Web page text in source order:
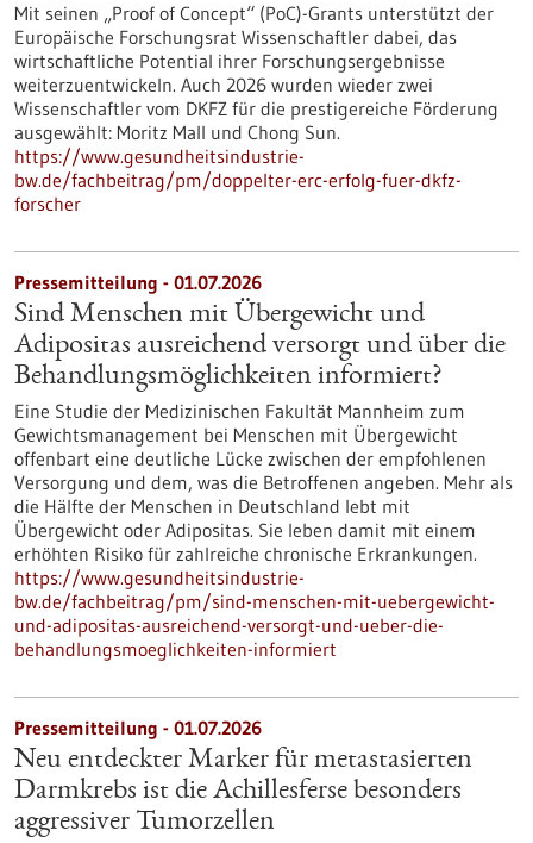
Mit seinen „Proof of Concept“ (PoC)-Grants unterstützt der
Europäische Forschungsrat Wissenschaftler dabei, das
wirtschaftliche Potential ihrer Forschungsergebnisse
weiterzuentwickeln. Auch 2026 wurden wieder zwei
Wissenschaftler vom DKFZ für die prestigereiche Förderung
ausgewählt: Moritz Mall und Chong Sun.
https://www.gesundheitsindustrie-
bw.de/fachbeitrag/pm/doppelter-erc-erfolg-fuer-dkfz-
forscher
Pressemitteilung - 01.07.2026
Sind Menschen mit Übergewicht und
Adipositas ausreichend versorgt und über die
Behandlungsmöglichkeiten informiert?
Eine Studie der Medizinischen Fakultät Mannheim zum
Gewichtsmanagement bei Menschen mit Übergewicht
offenbart eine deutliche Lücke zwischen der empfohlenen
Versorgung und dem, was die Betroffenen angeben. Mehr als
die Hälfte der Menschen in Deutschland lebt mit
Übergewicht oder Adipositas. Sie leben damit mit einem
erhöhten Risiko für zahlreiche chronische Erkrankungen.
https://www.gesundheitsindustrie-
bw.de/fachbeitrag/pm/sind-menschen-mit-uebergewicht-
und-adipositas-ausreichend-versorgt-und-ueber-die-
behandlungsmoeglichkeiten-informiert
Pressemitteilung - 01.07.2026
Neu entdeckter Marker für metastasierten
Darmkrebs ist die Achillesferse besonders
aggressiver Tumorzellen